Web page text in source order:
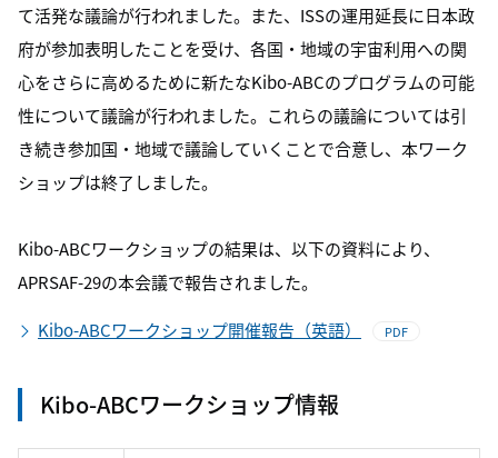
て活発な議論が行われました。また、ISSの運用延長に日本政
府が参加表明したことを受け、各国・地域の宇宙利用への関
心をさらに高めるために新たなKibo-ABCのプログラムの可能
性について議論が行われました。これらの議論については引
き続き参加国・地域で議論していくことで合意し、本ワーク
ショップは終了しました。
Kibo-ABCワークショップの結果は、以下の資料により、
APRSAF-29の本会議で報告されました。
Kibo-ABCワークショップ開催報告（英語） PDF
Kibo-ABCワークショップ情報